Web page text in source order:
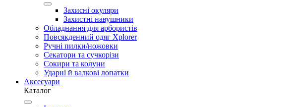
Захисні окуляри
Захистні навушники
Обладнання для арбористів
Повсякденний одяг Xplorer
Ручні пилки/ножовки
Секатори та сучкорізи
Сокири та колуни
Ударні й валкові лопатки
Аксесуари
Каталог